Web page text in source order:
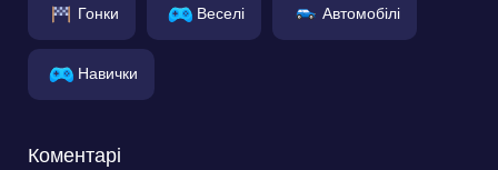
Гонки Веселі Автомобілі
Навички
Коментарі